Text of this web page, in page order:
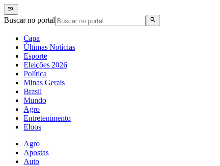
Buscar no portal
Capa
Últimas Notícias
Esporte
Eleições 2026
Política
Minas Gerais
Brasil
Mundo
Agro
Entretenimento
Eloos
Agro
Apostas
Auto